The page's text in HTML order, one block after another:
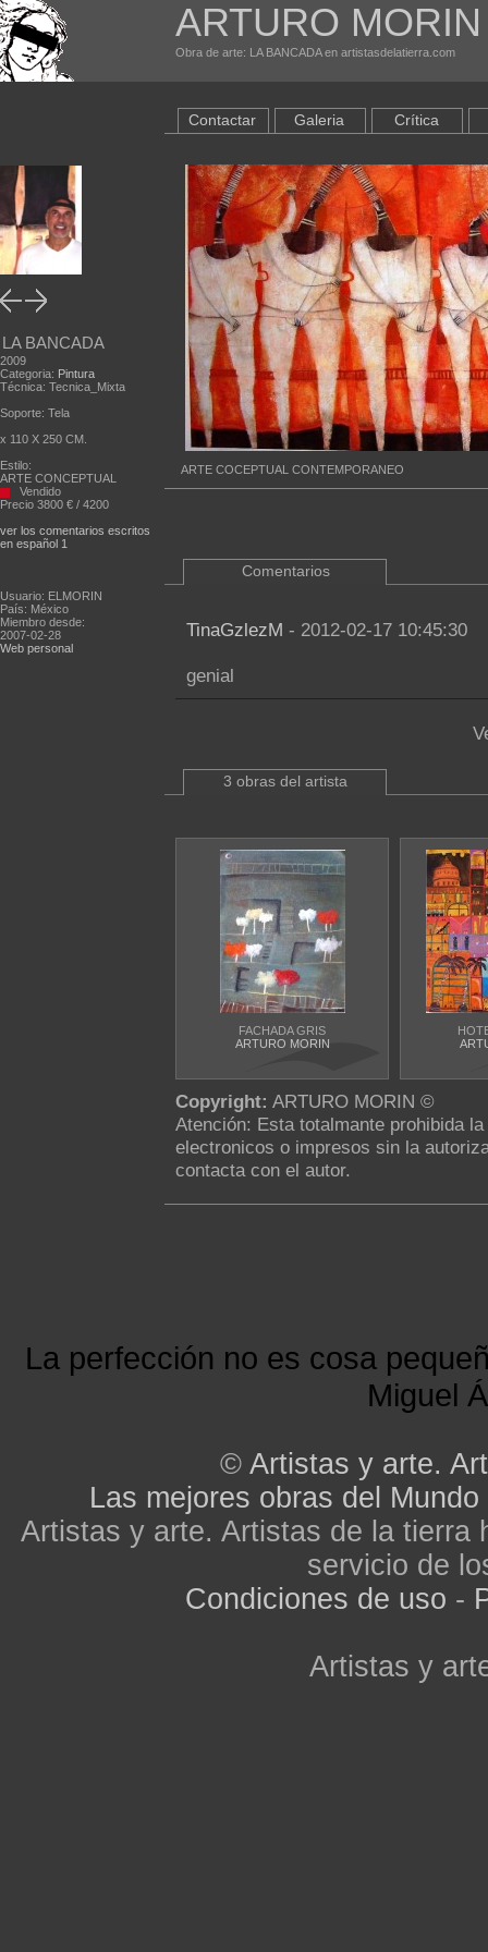
ARTURO MORIN
Obra de arte: LA BANCADA en artistasdelatierra.com
LA BANCADA
2009
Categoria: Pintura
Técnica: Tecnica_Mixta
Soporte: Tela
x 110 X 250 CM.
Estilo:
ARTE CONCEPTUAL
Vendido
Precio 3800 € / 4200
ver los comentarios escritos
en español 1
Usuario: ELMORIN
País: México
Miembro desde:
2007-02-28
Web personal
Contactar Galeria Crítica
ARTE COCEPTUAL CONTEMPORANEO
Comentarios
TinaGzlezM - 2012-02-17 10:45:30
genial
3 obras del artista
FACHADA GRIS
ARTURO MORIN
Copyright: ARTURO MORIN ©
Atención: Esta totalmante prohibida
electronicos o impresos sin la
contacta con el autor.
La perfección no es cosa
Miguel
© Artistas y arte.
Las mejores obras del Mundo
Artistas y arte. Artistas de la tierra
servicio de
Condiciones de uso -
Artistas y